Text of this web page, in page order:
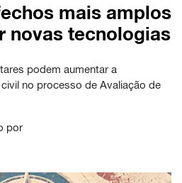
mais amplos
novas tecnologias
podem aumentar a
no processo de Avaliação de
por